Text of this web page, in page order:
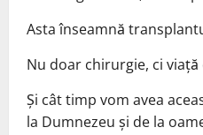
Asta înseamnă
Nu doar chirurgie, ci
Și cât timp vom avea
la Dumnezeu și de la